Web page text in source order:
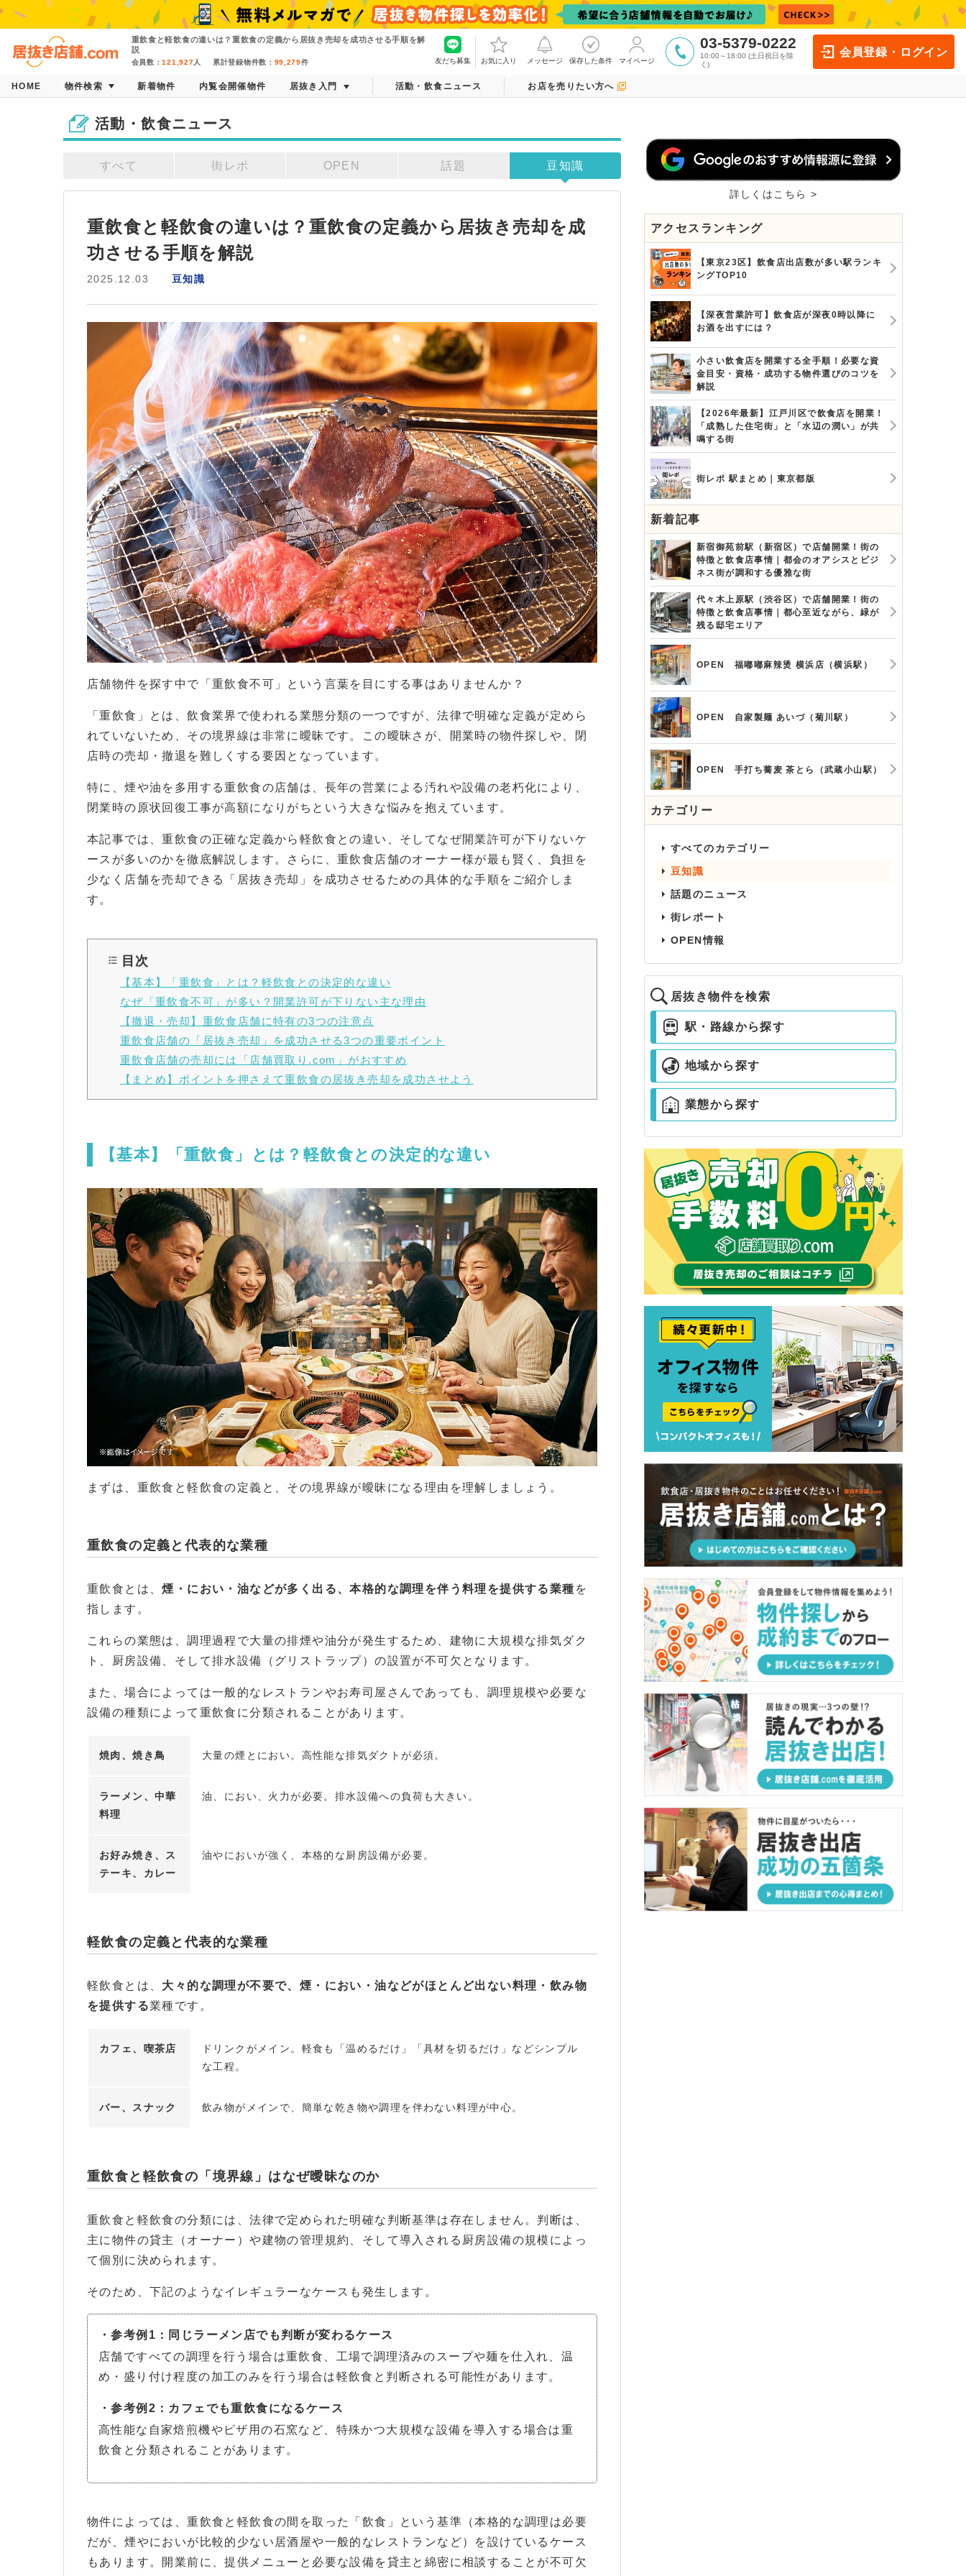
重飲食と軽飲食の違いは？重飲食の定義から居抜き売却を成功させる手順を解
説
会員数：121,927人 累計登録物件数： 99,279件 友だち募集 お気に入り メッセージ 保存した条件 マイページ
03-5379-0222
10:00～18:00 (土日祝日を除
く)
会員登録・ログイン
HOME 物件検索 新着物件 内覧会開催物件 居抜き入門 活動・飲食ニュース お店を売りたい方へ
活動・飲食ニュース
すべて 街レポ OPEN 話題 豆知識
重飲食と軽飲食の違いは？重飲食の定義から居抜き売却を成
功させる手順を解説
2025.12.03 豆知識
【保存版】重飲食とは？定義・軽飲食との違いから、居抜き売却を成功させる全手順まで徹底解説
店舗物件を探す中で「重飲食不可」という言葉を目にする事はありませんか？
「重飲食」とは、飲食業界で使われる業態分類の一つですが、法律で明確な定義が定めら
れていないため、その境界線は非常に曖昧です。この曖昧さが、開業時の物件探しや、閉
店時の売却・撤退を難しくする要因となっています。
特に、煙や油を多用する重飲食の店舗は、長年の営業による汚れや設備の老朽化により、
閉業時の原状回復工事が高額になりがちという大きな悩みを抱えています。
本記事では、重飲食の正確な定義から軽飲食との違い、そしてなぜ開業許可が下りないケ
ースが多いのかを徹底解説します。さらに、重飲食店舗のオーナー様が最も賢く、負担を
少なく店舗を売却できる「居抜き売却」を成功させるための具体的な手順をご紹介しま
す。
目次
【基本】「重飲食」とは？軽飲食との決定的な違い
なぜ「重飲食不可」が多い？開業許可が下りない主な理由
【撤退・売却】重飲食店舗に特有の3つの注意点
重飲食店舗の「居抜き売却」を成功させる3つの重要ポイント
重飲食店舗の売却には「店舗買取り.com」がおすすめ
【まとめ】ポイントを押さえて重飲食の居抜き売却を成功させよう
【基本】「重飲食」とは？軽飲食との決定的な違い
まずは、重飲食と軽飲食の定義と、その境界線が曖昧になる理由を理解しましょう。
重飲食の定義と代表的な業種
重飲食とは、煙・におい・油などが多く出る、本格的な調理を伴う料理を提供する業種 を
指します。
これらの業態は、調理過程で大量の排煙や油分が発生するため、建物に大規模な排気ダク
ト、厨房設備、そして排水設備（グリストラップ）の設置が不可欠となります。
また、場合によっては一般的なレストランやお寿司屋さんであっても、調理規模や必要な
設備の種類によって重飲食に分類されることがあります。
焼肉、焼き鳥 大量の煙とにおい。高性能な排気ダクトが必須。
ラーメン、中華
料理
油、におい、火力が必要。排水設備への負荷も大きい。
お好み焼き、ス
テーキ、カレー
油やにおいが強く、本格的な厨房設備が必要。
軽飲食の定義と代表的な業種
軽飲食とは、 大々的な調理が不要で、煙・におい・油などがほとんど出ない料理・飲み物
を提供する業種です。
カフェ、喫茶店
ドリンクがメイン。軽食も「温めるだけ」「具材を切るだけ」などシンプル
な工程。
バー、スナック 飲み物がメインで、簡単な乾き物や調理を伴わない料理が中心。
重飲食と軽飲食の「境界線」はなぜ曖昧なのか
重飲食と軽飲食の分類には、法律で定められた明確な判断基準は存在しません。判断は、
主に物件の貸主（オーナー）や建物の管理規約、そして導入される厨房設備の規模によっ
て個別に決められます。
そのため、下記のようなイレギュラーなケースも発生します。
・参考例1：同じラーメン店でも判断が変わるケース
店舗ですべての調理を行う場合は重飲食、工場で調理済みのスープや麺を仕入れ、温
め・盛り付け程度の加工のみを行う場合は軽飲食と判断される可能性があります。
・参考例2：カフェでも重飲食になるケース
高性能な自家焙煎機やピザ用の石窯など、特殊かつ大規模な設備を導入する場合は重
飲食と分類されることがあります。
物件によっては、重飲食と軽飲食の間を取った「飲食」という基準（本格的な調理は必要
だが、煙やにおいが比較的少ない居酒屋や一般的なレストランなど）を設けているケース
もあります。開業前に、提供メニューと必要な設備を貸主と綿密に相談することが不可欠
詳しくはこちら >
アクセスランキング
【東京23区】飲食店出店数が多い駅ランキ
ングTOP10
【深夜営業許可】飲食店が深夜0時以降に
お酒を出すには？
小さい飲食店を開業する全手順！必要な資
金目安・資格・成功する物件選びのコツを
解説
【2026年最新】江戸川区で飲食店を開業！
「成熟した住宅街」と「水辺の潤い」が共
鳴する街
街レポ 駅まとめ｜東京都版
新着記事
新宿御苑前駅（新宿区）で店舗開業！街の
特徴と飲食店事情｜都会のオアシスとビジ
ネス街が調和する優雅な街
代々木上原駅（渋谷区）で店舗開業！街の
特徴と飲食店事情｜都心至近ながら、緑が
残る邸宅エリア
OPEN 福嘟嘟麻辣烫 横浜店（横浜駅）
OPEN 自家製麺 あいづ（菊川駅）
OPEN 手打ち蕎麦 茶とら（武蔵小山駅）
カテゴリー
すべてのカテゴリー
豆知識
話題のニュース
街レポート
OPEN情報
居抜き物件を検索
駅・路線から探す
地域から探す
業態から探す